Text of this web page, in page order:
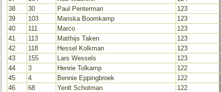
38
30 Paul Penterman
123
39
103 Mariska Boomkamp
123
40
111 Marco
123
41
113 Matthijs Taken
123
42
118 Hessel Kolkman
123
43
155 Lars Wessels
123
44
3 Henrie Tolkamp
122
45
4 Bennie Eppingbroek
122
46
68 Yenlt Schotman
122